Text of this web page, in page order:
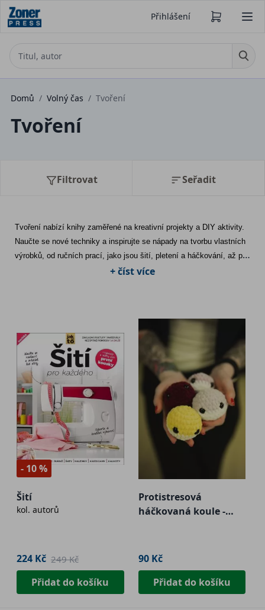
Přihlášení
Domů / Volný čas / Tvoření
Tvoření
Filtrovat Seřadit
Tvoření nabízí knihy zaměřené na kreativní projekty a DIY aktivity.
Naučte se nové techniky a inspirujte se nápady na tvorbu vlastních
výrobků, od ručních prací, jako jsou šití, pletení a háčkování, až po
+ číst více
- 10 %
Šití
kol. autorů
224 Kč 249 Kč
Přidat do košíku
Protistresová
háčkovaná koule -
90 Kč
Přidat do košíku